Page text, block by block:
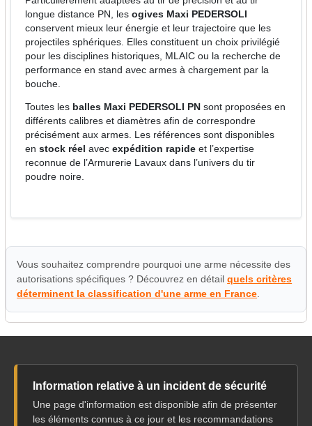
longue distance PN, lesogives Maxi PEDERSOLI
conservent mieux leur énergie et leur trajectoire que les
projectiles sphériques. Elles constituent un choix privilégié
pour les disciplines historiques, MLAIC ou la recherche de
performance en stand avec armes à chargement par la
bouche.
Toutes les balles Maxi PEDERSOLI PN sont proposées en
différents calibres et diamètres afin de correspondre
précisément aux armes. Les références sont disponibles
enstock réel avecexpédition rapide et l’expertise
reconnue de l’Armurerie Lavaux dans l’univers du tir
poudre noire.
Vous souhaitez comprendre pourquoi une arme nécessite des
autorisations spécifiques ? Découvrez en détailquels critères
déterminent la classification d'une arme en France.
Information relative à un incident de sécurité
Une page d'information est disponible afin de présenter
les éléments connus à ce jour et les recommandations